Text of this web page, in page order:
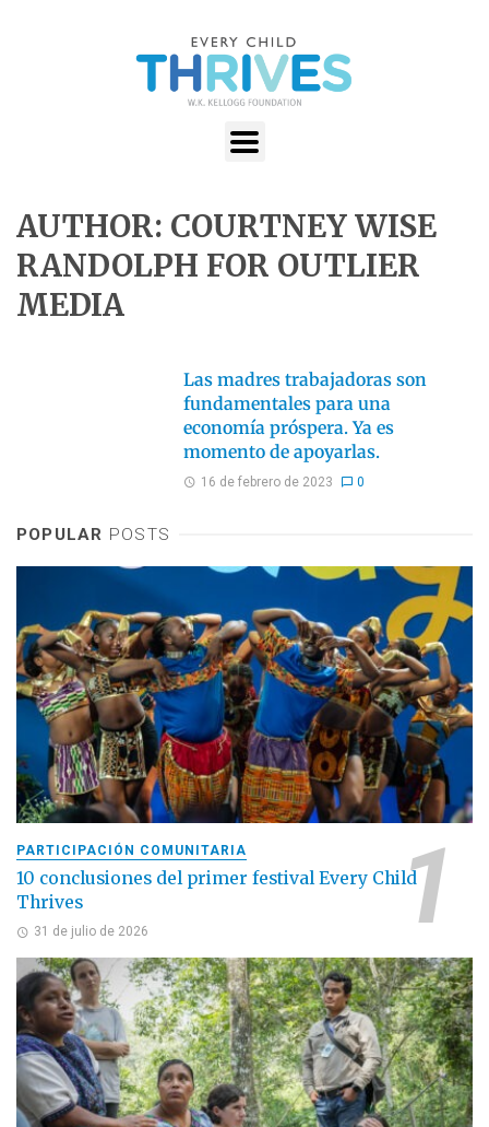
AUTHOR: COURTNEY WISE
RANDOLPH FOR OUTLIER
MEDIA
Las madres trabajadoras son
fundamentales para una
economía próspera. Ya es
momento de apoyarlas.
16 de febrero de 2023 0
POPULAR POSTS
PARTICIPACIÓN COMUNITARIA
10 conclusiones del primer festival Every Child
Thrives
31 de julio de 2026